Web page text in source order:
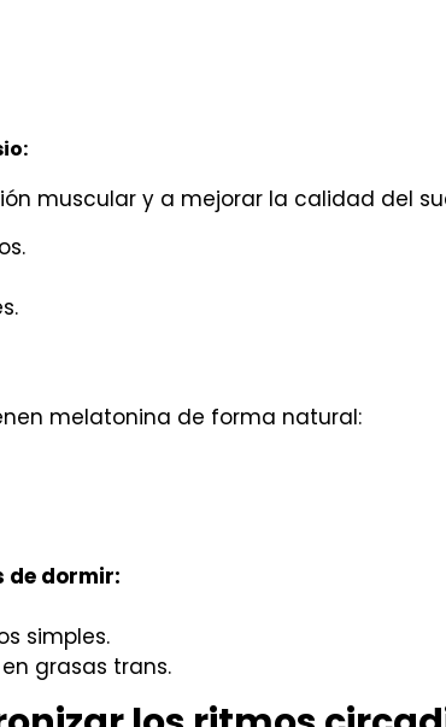
muscular y a mejorar la calidad del
melatonina de forma natural:
de dormir:
simples.
grasas trans.